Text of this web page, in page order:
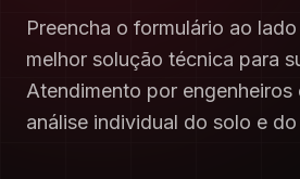
Preencha o formulário ao
melhor solução técnica para
Atendimento por engenheiros
análise individual do solo e